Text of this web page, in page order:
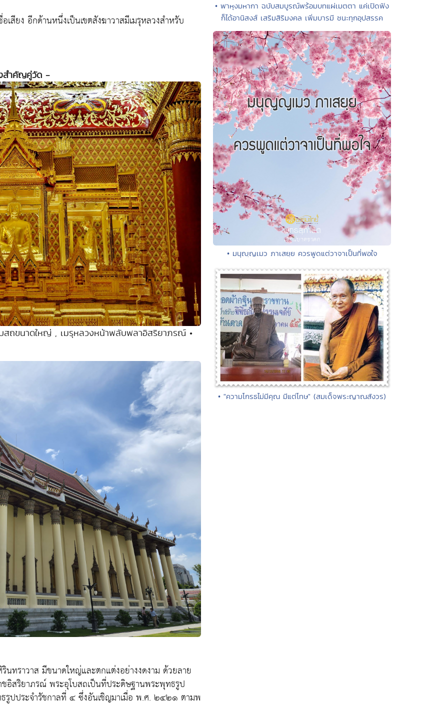
สียง อีกด้านหนึ่งเป็นเขตสังฆาวาสมีเมรุหลวงสำหรับ
ำคัญคู่วัด -
บสถขนาดใหญ่ , เมรุหลวงหน้าพลับพลาอิสริยาภรณ์ •
ทราวาส มีขนาดใหญ่และตกแต่งอย่างงดงาม ด้วยลาย
อิสริยาภรณ์ พระอุโบสถเป็นที่ประดิษฐานพระพุทธรูป
รูปประจำรัชกาลที่ ๔ ซึ่งอันเชิญมาเมื่อ พ.ศ. ๒๔๒๑ ตามพ
• พาหุงมหากา ฉบับสมบูรณ์พร้อมบทแผ่เมตตา แค่เปิดฟัง
ก็ได้อานิสงส์ เสริมสิริมงคล เพิ่มบารมี ชนะทุกอุปสรรค
• มนุญฺญเมว ภาเสยฺย ควรพูดแต่วาจาเป็นที่พอใจ
• "ความโกรธไม่มีคุณ มีแต่โทษ" (สมเด็จพระญาณสังวร)